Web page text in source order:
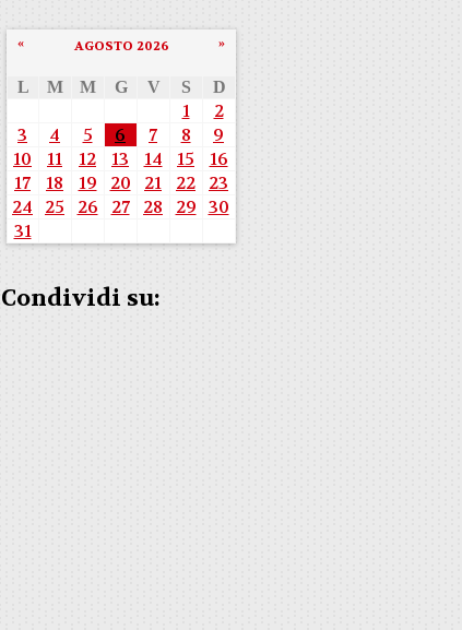
AGOSTO 2026
« »
L M M G V S D
1
2
3
4 5 6 7 8
9
10
11 12 13 14 15
16
17
18 19 20 21 22
23
24
25 26 27 28 29 30
31
Condividi su: